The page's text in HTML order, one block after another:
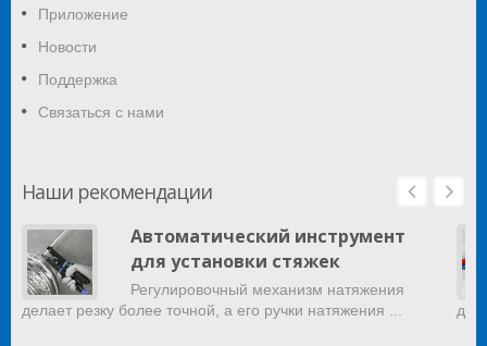
Приложение
Новости
Поддержка
Связаться с нами
Наши рекомендации
Автоматический инструмент
для установки стяжек
Регулировочный механизм натяжения
делает резку более точной, а его ручки натяжения ...